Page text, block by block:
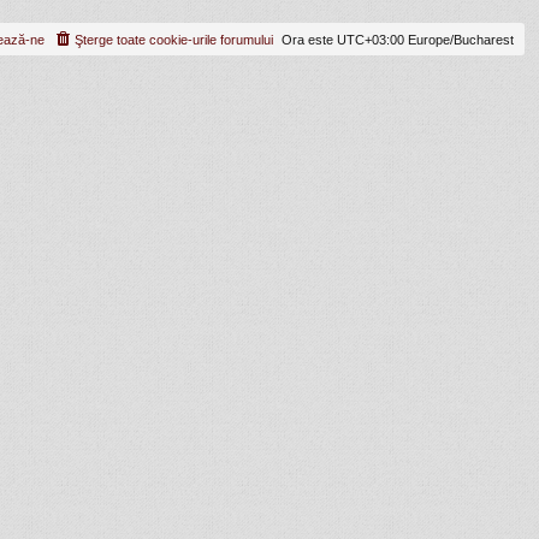
Ora este UTC+03:00 Europe/Bucharest
Şterge toate cookie-urile forumului
ne